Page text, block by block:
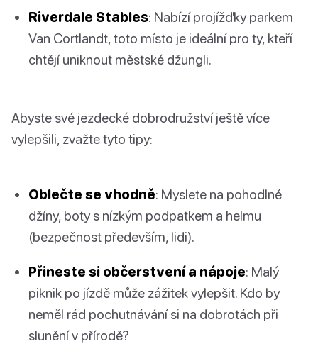
Riverdale Stables: Nabízí projížďky parkem
Van Cortlandt, toto místo je ideální pro ty, kteří
chtějí uniknout městské džungli.
Abyste své jezdecké dobrodružství ještě více
vylepšili, zvažte tyto tipy:
Oblečte se vhodně: Myslete na pohodlné
džíny, boty s nízkým podpatkem a helmu
(bezpečnost především, lidi).
Přineste si občerstvení a nápoje: Malý
piknik po jízdě může zážitek vylepšit. Kdo by
neměl rád pochutnávání si na dobrotách při
slunění v přírodě?